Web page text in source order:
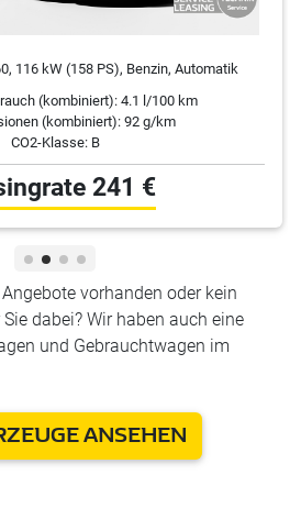
116 kW (158 PS), Benzin, Automatik
(kombiniert):4.1 l/100 km
(kombiniert): 92 g/km
CO2-Klasse: B
241 €
vorhanden oder kein
dabei? Wir haben auch eine
und Gebrauchtwagen im
ANSEHEN